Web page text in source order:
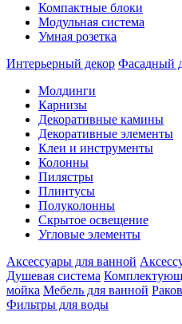
Компактные блоки
Модульная система
Умная розетка
Интерьерный декор Фасадный
Молдинги
Карнизы
Декоративные камины
Декоративные элементы
Клеи и инструменты
Колонны
Пилястры
Плинтусы
Полуколонны
Скрытое освещение
Угловые элементы
Аксессуары для ванной
Душевая система
мойка Мебель для ванной
Фильтры для воды